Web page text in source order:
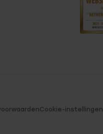
Cookie-instellingen